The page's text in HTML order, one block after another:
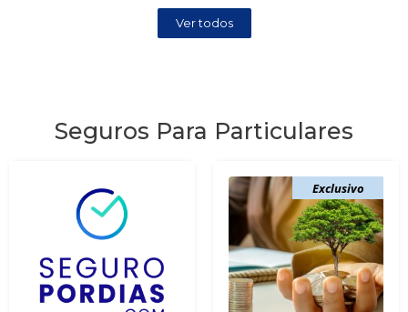
Ver todos
Seguros Para Particulares
Exclusivo